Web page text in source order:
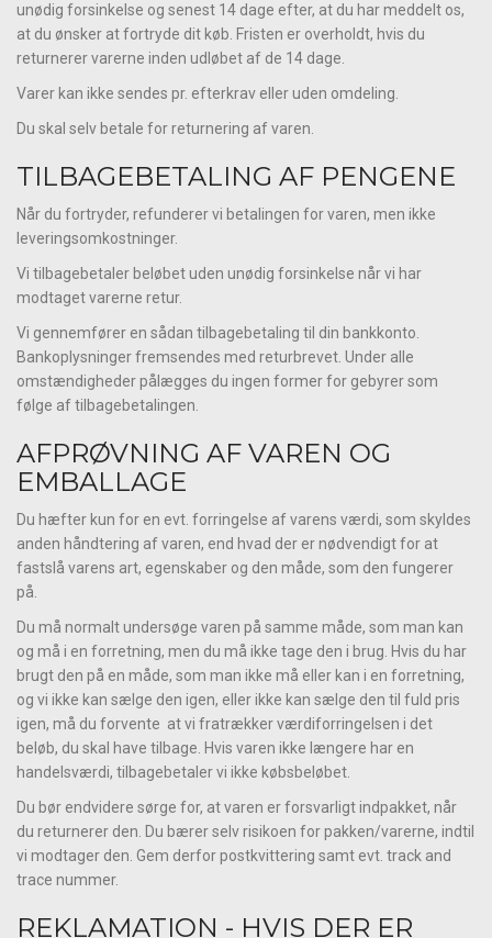
unødig forsinkelse og senest 14 dage efter, at du har meddelt os,
at du ønsker at fortryde dit køb. Fristen er overholdt, hvis du
returnerer varerne inden udløbet af de 14 dage.
Varer kan ikke sendes pr. efterkrav eller uden omdeling.
Du skal selv betale for returnering af varen.
TILBAGEBETALING AF PENGENE
Når du fortryder, refunderer vi betalingen for varen, men ikke
leveringsomkostninger.
Vi tilbagebetaler beløbet uden unødig forsinkelse når vi har
modtaget varerne retur.
Vi gennemfører en sådan tilbagebetaling til din bankkonto.
Bankoplysninger fremsendes med returbrevet. Under alle
omstændigheder pålægges du ingen former for gebyrer som
følge af tilbagebetalingen.
AFPRØVNING AF VAREN OG
EMBALLAGE
Du hæfter kun for en evt. forringelse af varens værdi, som skyldes
anden håndtering af varen, end hvad der er nødvendigt for at
fastslå varens art, egenskaber og den måde, som den fungerer
på.
Du må normalt undersøge varen på samme måde, som man kan
og må i en forretning, men du må ikke tage den i brug. Hvis du har
brugt den på en måde, som man ikke må eller kan i en forretning,
og vi ikke kan sælge den igen, eller ikke kan sælge den til fuld pris
igen, må du forvente at vi fratrækker værdiforringelsen i det
beløb, du skal have tilbage. Hvis varen ikke længere har en
handelsværdi, tilbagebetaler vi ikke købsbeløbet.
Du bør endvidere sørge for, at varen er forsvarligt indpakket, når
du returnerer den. Du bærer selv risikoen for pakken/varerne, indtil
vi modtager den. Gem derfor postkvittering samt evt. track and
trace nummer.
REKLAMATION - HVIS DER ER